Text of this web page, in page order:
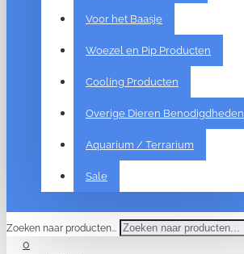
Voor het Baasje
Woezel en Pip Producten
Cooling Producten
Overige Dieren Benodigdheden
Aquarium / Terrarium
Sale
Zoeken naar producten...
0